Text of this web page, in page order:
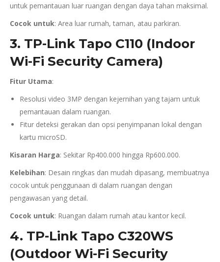
untuk pemantauan luar ruangan dengan daya tahan maksimal.
Cocok untuk: Area luar rumah, taman, atau parkiran.
3. TP-Link Tapo C110 (Indoor
Wi-Fi Security Camera)
Fitur Utama:
Resolusi video 3MP dengan kejernihan yang tajam untuk
pemantauan dalam ruangan.
Fitur deteksi gerakan dan opsi penyimpanan lokal dengan
kartu microSD.
Kisaran Harga: Sekitar Rp400.000 hingga Rp600.000.
Kelebihan: Desain ringkas dan mudah dipasang, membuatnya
cocok untuk penggunaan di dalam ruangan dengan
pengawasan yang detail.
Cocok untuk: Ruangan dalam rumah atau kantor kecil.
4. TP-Link Tapo C320WS
(Outdoor Wi-Fi Security